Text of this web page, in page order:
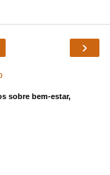
›
sobre bem-estar,